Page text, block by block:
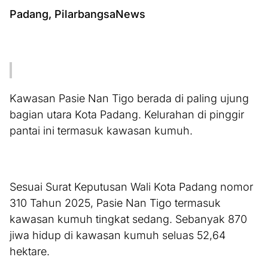
Padang, PilarbangsaNews
Kawasan Pasie Nan Tigo berada di paling ujung
bagian utara Kota Padang. Kelurahan di pinggir
pantai ini termasuk kawasan kumuh.
Sesuai Surat Keputusan Wali Kota Padang nomor
310 Tahun 2025, Pasie Nan Tigo termasuk
kawasan kumuh tingkat sedang. Sebanyak 870
jiwa hidup di kawasan kumuh seluas 52,64
hektare.